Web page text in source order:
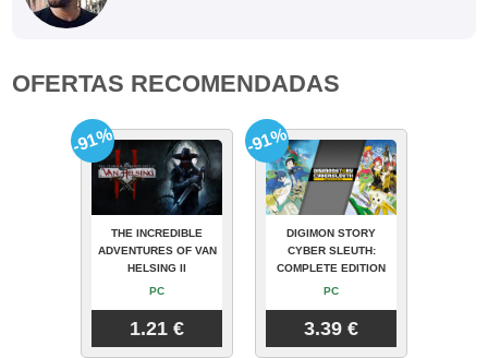
OFERTAS RECOMENDADAS
THE INCREDIBLE
ADVENTURES OF VAN
HELSING II
PC
1.21 €
-91%
DIGIMON STORY
CYBER SLEUTH:
COMPLETE EDITION
PC
3.39 €
-91%